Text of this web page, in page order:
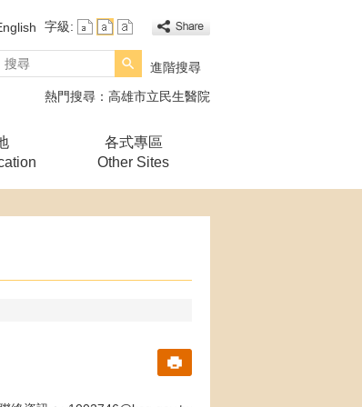
字級:
搜尋
進階搜尋
熱門搜尋： 高雄市立民生醫院
各式專區
Other Sites